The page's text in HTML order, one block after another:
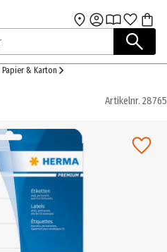
Zum Hauptinhalt
Papier & Karton
Artikelnr. 28765